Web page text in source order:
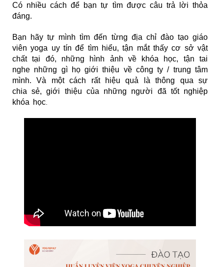
Có nhiều cách để bạn tự tìm được câu trả lời thỏa
đáng.
Bạn hãy tự mình tìm đến từng địa chỉ đào tạo giáo
viên yoga uy tín để tìm hiểu, tận mắt thấy cơ sở vật
chất tại đó, những hình ảnh về khóa học, tận tai
nghe những gì họ giới thiệu về công ty / trung tâm
mình. Và một cách rất hiệu quả là thông qua sự
chia sẻ, giới thiệu của những người đã tốt nghiệp
khóa học